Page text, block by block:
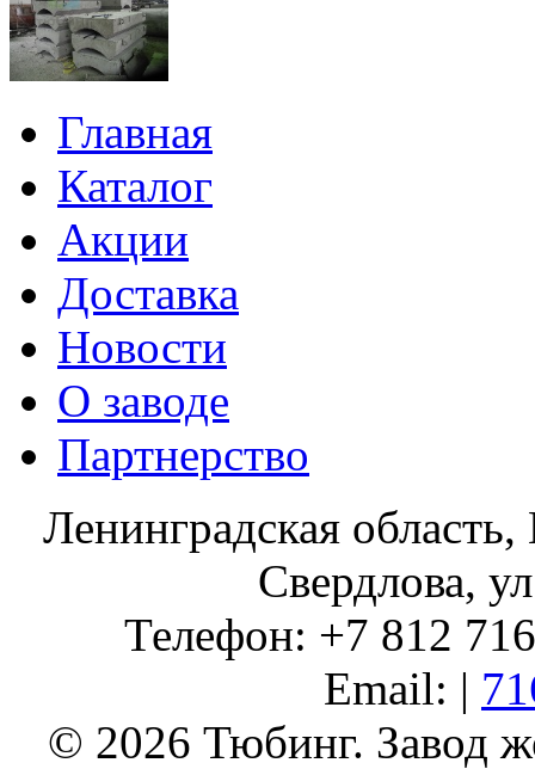
Главная
Каталог
Акции
Доставка
Новости
О заводе
Партнерство
Ленинградская
Свердлова,
Телефон: +7 812
Email: |
© 2026 Тюбинг. Завод